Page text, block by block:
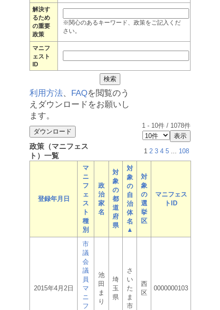
解決す
るため
の重要
政策
※関心のあるキーワード、政策をご記入くだ
さい。
マニフ
ェスト
ID
利用方法、 FAQを閲覧のう
えダウンロードをお願いし
ます。
1 - 10件 / 1078件
政策（マニフェス
ト）一覧
1 2 3 4 5 ... 108
登録年月日
マ
ニ
フ
ェ
ス
ト
種
別
政
治
家
名
対
象
の
都
道
府
県
対
象
の
自
治
体
名
▲
対
象
の
選
挙
区
マニフェス
トID
2015年4月2日
市
議
会
議
員
マ
ニ
フ
池
田
ま
り
埼
玉
県
さ
い
た
ま
市
西
区
0000000103